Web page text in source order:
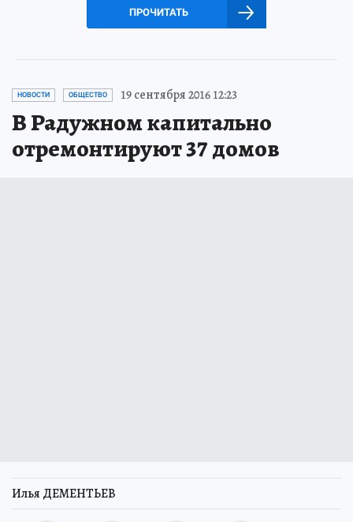
ПРОЧИТАТЬ
НОВОСТИ ОБЩЕСТВО 19 сентября 2016 12:23
В Радужном капитально
отремонтируют 37 домов
Илья ДЕМЕНТЬЕВ